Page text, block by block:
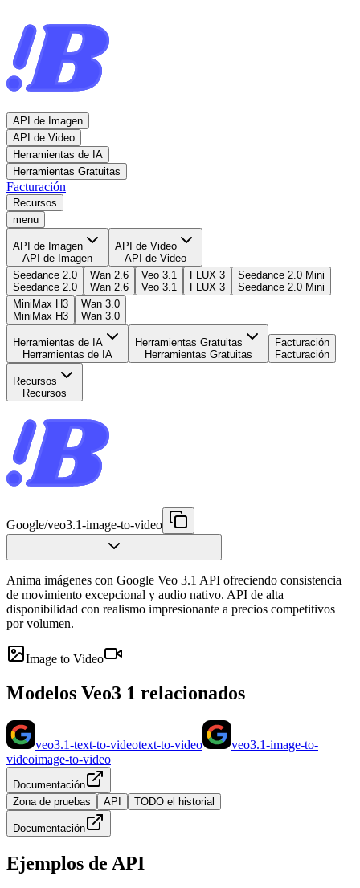
API de Imagen
API de Video
Herramientas de IA
Herramientas Gratuitas
Facturación
Recursos
menu
API de Imagen
API de Imagen
API de Video
API de Video
Seedance 2.0
Seedance 2.0
Wan 2.6
Wan 2.6
Veo 3.1
Veo 3.1
FLUX 3
FLUX 3
Seedance 2.0 Mini
Seedance 2.0 Mini
MiniMax H3
MiniMax H3
Wan 3.0
Wan 3.0
Herramientas de IA
Herramientas de IA
Herramientas Gratuitas
Herramientas Gratuitas
Facturación
Facturación
Recursos
Recursos
Google/veo3.1-image-to-video
Anima imágenes con Google Veo 3.1 API ofreciendo consistencia
de movimiento excepcional y audio nativo. API de alta
disponibilidad con realismo impresionante a precios competitivos
por volumen.
Image to Video
Modelos Veo3 1 relacionados
veo3.1-text-to-videotext-to-video
veo3.1-image-to-
videoimage-to-video
Documentación
Zona de pruebas
API TODO el historial
Documentación
Ejemplos de API